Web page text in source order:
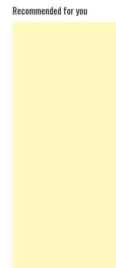
Recommended for you